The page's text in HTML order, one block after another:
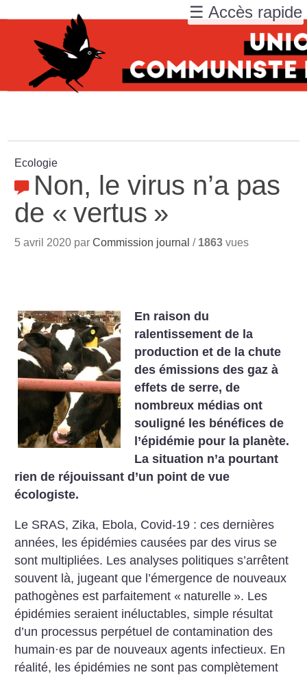
Ecologie
Non, le virus n’a pas
de « vertus »
5 avril 2020 parCommission journal / 1863 vues
En raison du
ralentissement de la
production et de la chute
des émissions des gaz à
effets de serre, de
nombreux médias ont
souligné les bénéfices de
l’épidémie pour la planète.
La situation n’a pourtant
rien de réjouissant d’un point de vue
écologiste.
Le SRAS, Zika, Ebola, Covid-19 : ces dernières
années, les épidémies causées par des virus se
sont multipliées. Les analyses politiques s’arrêtent
souvent là, jugeant que l’émergence de nouveaux
pathogènes est parfaitement « naturelle ». Les
épidémies seraient inéluctables, simple résultat
d’un processus perpétuel de contamination des
humain·es par de nouveaux agents infectieux. En
réalité, les épidémies ne sont pas complètement
☰ Accès rapide